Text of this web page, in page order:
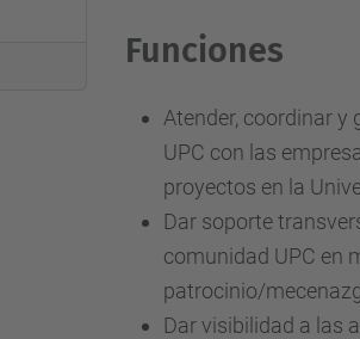
Funciones
Atender, coordinar y
UPC con las
proyectos en la
Dar soporte
comunidad UPC en
patrocinio/
Dar visibilidad a las